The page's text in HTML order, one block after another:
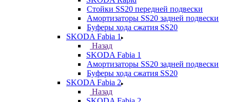
Стойки SS20 передней подвески
Амортизаторы SS20 задней подвески
Буферы хода сжатия SS20
SKODA Fabia 1
Назад
SKODA Fabia 1
Амортизаторы SS20 задней подвески
Буферы хода сжатия SS20
SKODA Fabia 2
Назад